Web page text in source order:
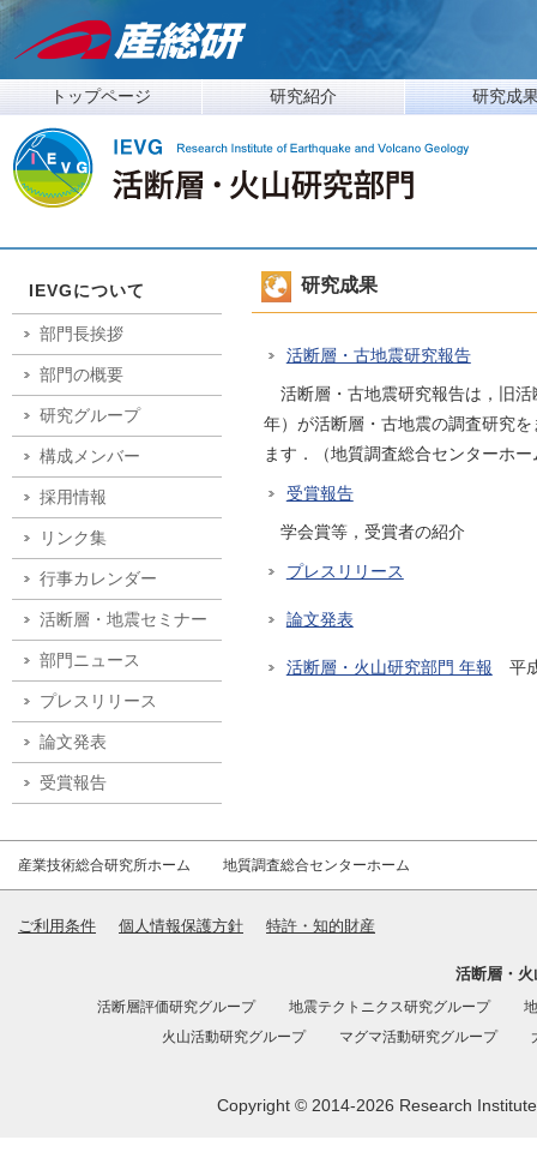
トップページ 研究紹介 研究成
IEVGについて
部門長挨拶
部門の概要
研究グループ
構成メンバー
採用情報
リンク集
行事カレンダー
活断層・地震セミナー
部門ニュース
プレスリリース
論文発表
受賞報告
研究成果
活断層・古地震研究報告
活断層・古地震研究報告は，旧
年）が活断層・古地震の調査研究
ます．（地質調査総合センターホ
受賞報告
学会賞等，受賞者の紹介
プレスリリース
論文発表
活断層・火山研究部門 年報 平
産業技術総合研究所ホーム 地質調査総合センターホーム
ご利用条件 個人情報保護方針 特許・知的財産
活断層・
活断層評価研究グループ 地震テクトニクス研究グループ
火山活動研究グループ
マグマ活動研究グループ
Copyright © 2014-2026 Research